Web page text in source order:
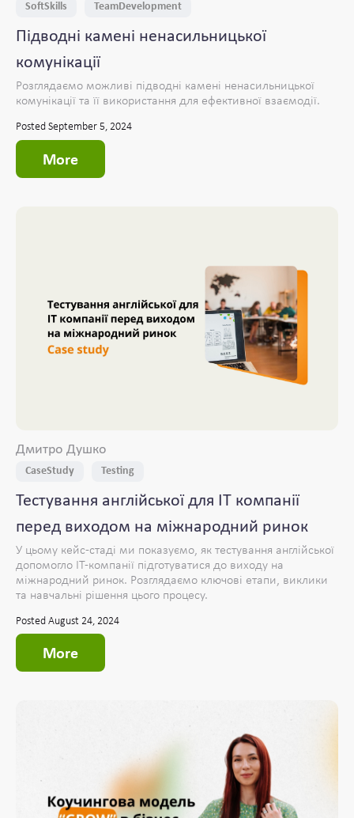
SoftSkills TeamDevelopment
Підводні камені ненасильницької
комунікації
Розглядаємо можливі підводні камені ненасильницької
комунікації та її використання для ефективної взаємодії.
Posted September 5, 2024
More
Дмитро Душко
CaseStudy Testing
Тестування англійської для IT компанії
перед виходом на міжнародний ринок
У цьому кейс-стаді ми показуємо, як тестування англійської
допомогло IT-компанії підготуватися до виходу на
міжнародний ринок. Розглядаємо ключові етапи, виклики
та навчальні рішення цього процесу.
Posted August 24, 2024
More